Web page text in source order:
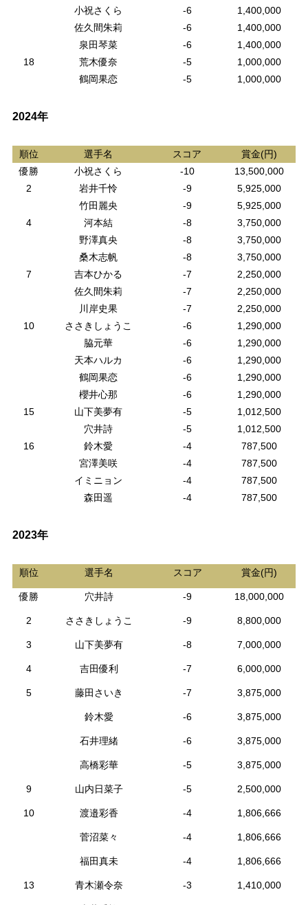
小祝さくら
-6
1,400,000
佐久間朱莉
-6
1,400,000
泉田琴菜
-6
1,400,000
18
荒木優奈 -5
1,000,000
鶴岡果恋
-5 1,000,000
2024年
順位 選手名 スコア
賞金(円)
優勝
小祝さくら -10
13,500,000
2
岩井千怜 -9
5,925,000
竹田麗央
-9
5,925,000
4
河本結 -8
3,750,000
野澤真央
-8
3,750,000
桑木志帆
-8
3,750,000
7
吉本ひかる -7
2,250,000
佐久間朱莉
-7
2,250,000
川岸史果
-7
2,250,000
10
ささきしょうこ -6
1,290,000
脇元華
-6
1,290,000
天本ハルカ
-6
1,290,000
鶴岡果恋
-6
1,290,000
櫻井心那
-6
1,290,000
15
山下美夢有 -5
1,012,500
穴井詩
-5
1,012,500
16
鈴木愛 -4
787,500
宮澤美咲
-4
787,500
イミニョン
-4
787,500
森田遥
-4 787,500
2023年
順位 選手名 スコア 賞金(円)
優勝 穴井詩 -9 18,000,000
2 ささきしょうこ -9 8,800,000
3 山下美夢有 -8 7,000,000
4 吉田優利 -7 6,000,000
5 藤田さいき -7 3,875,000
鈴木愛 -6 3,875,000
石井理緒 -6 3,875,000
高橋彩華 -5 3,875,000
9 山内日菜子 -5 2,500,000
10 渡邉彩香 -4 1,806,666
菅沼菜々 -4 1,806,666
福田真未 -4 1,806,666
13 青木瀬令奈 -3 1,410,000